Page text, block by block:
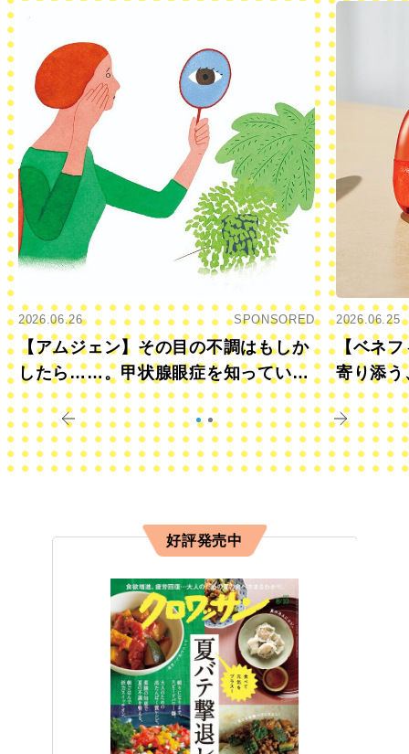
2026.06.26 SPONSORED
【アムジェン】その目の不調はもしか
したら……。甲状腺眼症を知っていま
すか？
2026.06.25
【ベネフ
寄り添う
きに
好評発売中